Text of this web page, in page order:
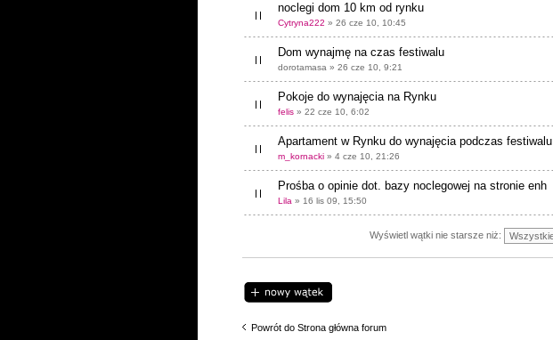
noclegi dom 10 km od rynku
Cytryna222 » 26 cze 10, 10:45
Dom wynajmę na czas festiwalu
dorotamasa » 26 cze 10, 9:21
Pokoje do wynajęcia na Rynku
felis » 22 cze 10, 6:02
Apartament w Rynku do wynajęcia podczas festiwalu
m_kornacki » 4 cze 10, 21:26
Prośba o opinie dot. bazy noclegowej na stronie enh
Lila » 16 lis 09, 15:50
Wyświetl wątki nie starsze niż:
Napisz wątek
Powrót do Strona główna forum